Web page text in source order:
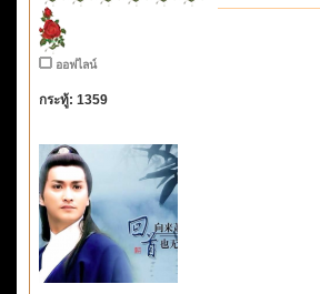
ออฟไลน์
กระทู้: 1359